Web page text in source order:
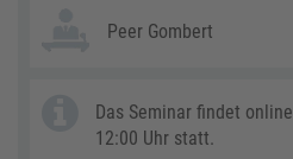
Peer Gombert
Das Seminar findet
12:00 Uhr statt.